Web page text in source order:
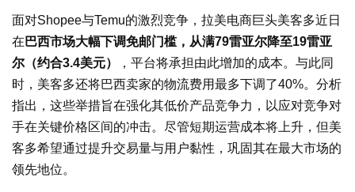
面对Shopee与Temu的激烈竞争，拉美电商巨头美客多近日
在 巴西市场大幅下调免邮门槛，从满79雷亚尔降至19雷亚
尔（约合3.4美元）
，平台将承担由此增加的成本。与此同
时，美客多还将巴西卖家的物流费用最多下调了40%。分析
指出，这些举措旨在强化其低价产品竞争力，以应对竞争对
手在关键价格区间的冲击。尽管短期运营成本将上升，但美
客多希望通过提升交易量与用户黏性，巩固其在最大市场的
领先地位。